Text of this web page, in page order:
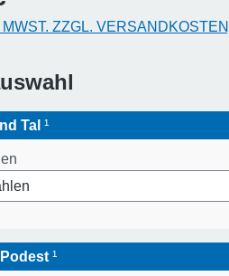
ZZGL. VERSANDKOSTEN
Tal ¹
¹